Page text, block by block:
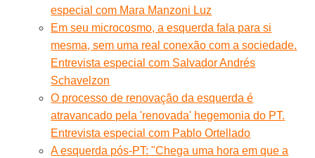
especial com Mara Manzoni Luz
Em seu microcosmo, a esquerda fala para si
mesma, sem uma real conexão com a sociedade.
Entrevista especial com Salvador Andrés
Schavelzon
O processo de renovação da esquerda é
atravancado pela 'renovada' hegemonia do PT.
Entrevista especial com Pablo Ortellado
A esquerda pós-PT: "Chega uma hora em que a